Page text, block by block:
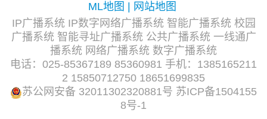
ML地图
网站地图
IP广播系统 IP数字网络广播系统 智能广播系统 校园
广播系统 智能寻址广播系统 公共广播系统 一线通广
播系统 网络广播系统 数字广播系统
电话：025-85367189 85360981 手机：1385165211
2 15850712750 18651699835
苏公网安备 32011302320881号 苏ICP备1504155
8号-1